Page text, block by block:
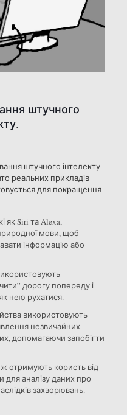
штучного
штучного інтелекту
реальних прикладів
для покращення
як Siri та Alexa,
мови, щоб
інформацію або
дорогу попереду і
нею рухатися.
використовують
незвичайних
допомагаючи запобігти
отримують користь від
аналізу даних про
захворювань.